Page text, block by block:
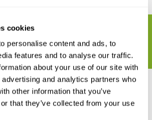
cookies
personalise content and ads, to
features and to analyse our traffic.
about your use of our site with
and analytics partners who
other information that you’ve
that they’ve collected from your use
Sie Ihre Bestellung